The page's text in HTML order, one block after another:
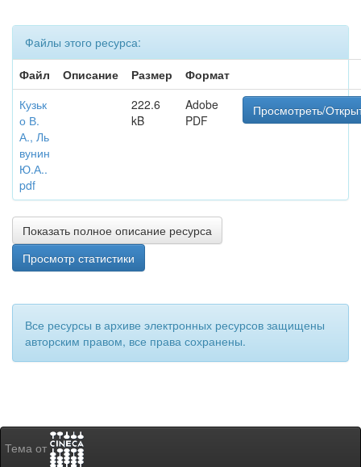
Файлы этого ресурса:
Файл
Описание Размер
Формат
Кузьк
о В.
А., Ль
вунин
Ю.А..
pdf
222.6
kB
Adobe
PDF
Просмотреть/
Показать полное описание ресурса
Просмотр статистики
Все ресурсы в архиве электронных ресурсов защищены
авторским правом, все права сохранены.
Тема от